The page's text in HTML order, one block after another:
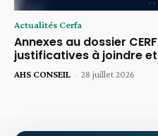
Actualités Cerfa
Annexes au dossier
justificatives à joindre
AHS CONSEIL - 28 juillet 2026